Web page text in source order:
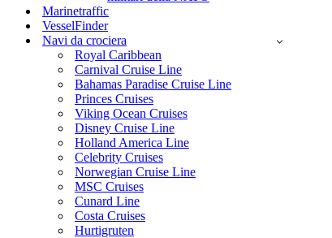
Marinetraffic
VesselFinder
Navi da crociera
Royal Caribbean
Carnival Cruise Line
Bahamas Paradise Cruise Line
Princes Cruises
Viking Ocean Cruises
Disney Cruise Line
Holland America Line
Celebrity Cruises
Norwegian Cruise Line
MSC Cruises
Cunard Line
Costa Cruises
Hurtigruten